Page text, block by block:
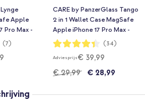
Apple
Pro Max -
(7)
CARE by PanzerGlass Tango
2 in 1 Wallet Case MagSafe
Apple iPhone 17 Pro Max -
Black
Waardering:
87%
(34)
Adviesprijs€ 39,99
€ 29,99
€ 28,99